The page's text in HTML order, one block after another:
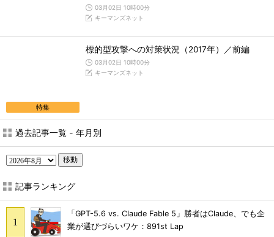
03月02日 10時00分
キーマンズネット
特集
標的型攻撃への対策状況（2017年）／前編
03月02日 10時00分
キーマンズネット
過去記事一覧 - 年月別
移動
記事ランキング
「GPT-5.6 vs. Claude Fable 5」勝者はClaude、でも企
業が選びづらいワケ：891st Lap